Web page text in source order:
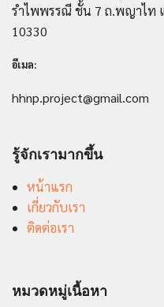
รำไพพรรณี ชั้น 7 ถ.พญาไท
10330
อีเมล:
hhnp.project@gmail.com
รู้จักเรามากขึ้น
หน้าแรก
เกี่ยวกับเรา
ติดต่อเรา
หมวดหมู่เนื้อหา